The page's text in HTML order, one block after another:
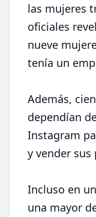
las mujeres
oficiales
nueve
tenía un
Además,
dependían
Instagram
y vender
Incluso en
una mayor